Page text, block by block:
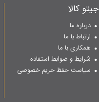
جیتو کالا
درباره ما
ارتباط با ما
همکاری با ما
شرایط و ضوابط استفاده
سیاست حفظ حریم خصوصی